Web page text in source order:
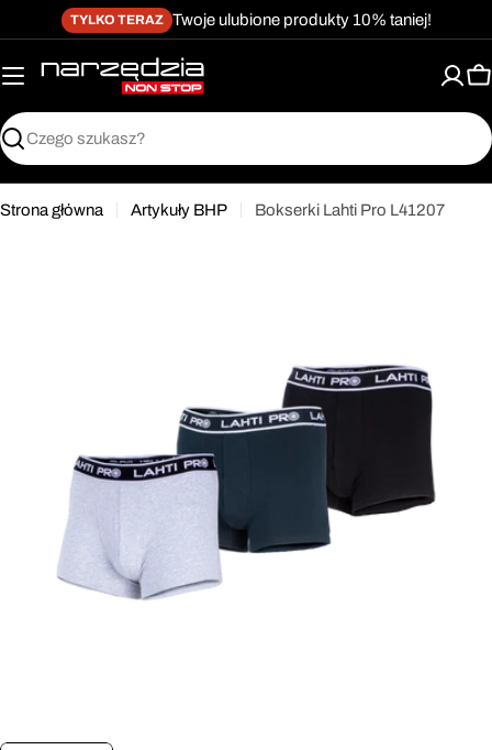
Przejdź do treści
Przejdź do menu
Przejdź do stopki
dostępności
do
treści
TYLKO TERAZ Twoje ulubione produkty 10% taniej!
Szukaj
Strona główna Artykuły BHP Bokserki Lahti Pro L41207